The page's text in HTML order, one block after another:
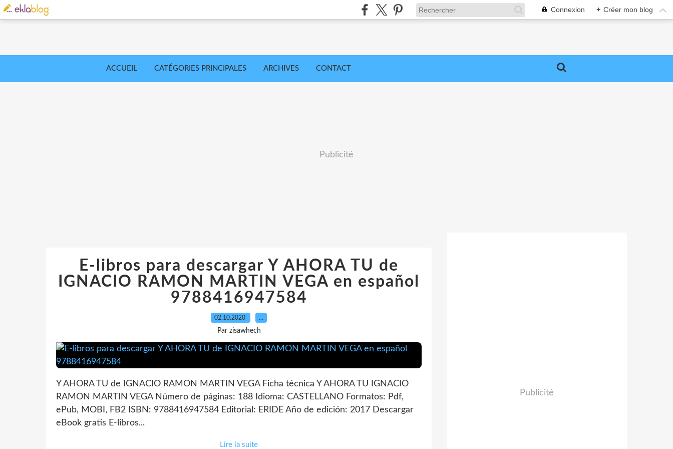
Connexion + Créer mon blog
ACCUEIL CATÉGORIES PRINCIPALES ARCHIVES CONTACT
Publicité
E-libros para descargar Y AHORA TU de
IGNACIO RAMON MARTIN VEGA en español
9788416947584
02.10.2020 …
Par zisawhech
Y AHORA TU de IGNACIO RAMON MARTIN VEGA Ficha técnica Y AHORA TU IGNACIO
RAMON MARTIN VEGA Número de páginas: 188 Idioma: CASTELLANO Formatos: Pdf,
ePub, MOBI, FB2 ISBN: 9788416947584 Editorial: ERIDE Año de edición: 2017 Descargar
eBook gratis E-libros...
Lire la suite
Publicité